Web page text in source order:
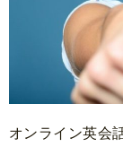
オンライン英会